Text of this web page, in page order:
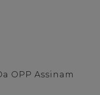
OPP Assinam